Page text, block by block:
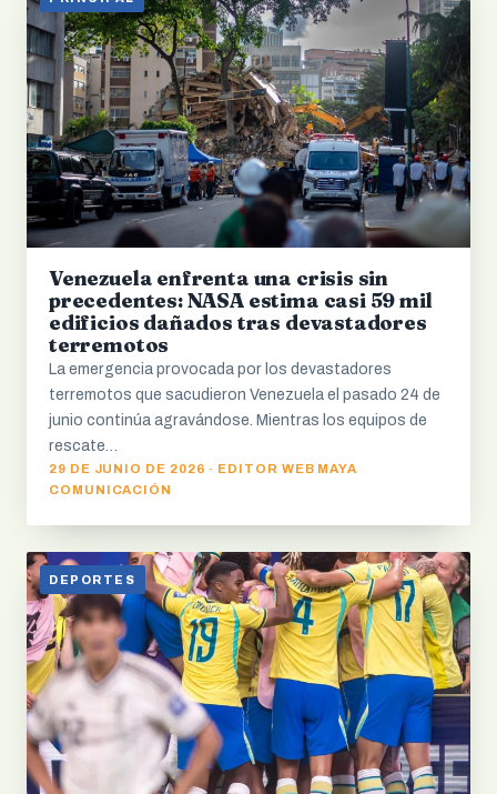
Venezuela enfrenta una crisis sin
precedentes: NASA estima casi 59 mil
edificios dañados tras devastadores
terremotos
La emergencia provocada por los devastadores
terremotos que sacudieron Venezuela el pasado 24 de
junio continúa agravándose. Mientras los equipos de
rescate…
29 DE JUNIO DE 2026 · EDITOR WEB MAYA
COMUNICACIÓN
DEPORTES